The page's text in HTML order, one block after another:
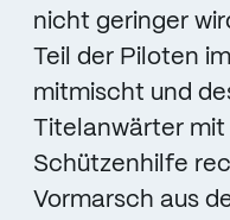
nicht geringer
Teil der Piloten
mitmischt und
Titelanwärter
Schützenhilfe
Vormarsch aus